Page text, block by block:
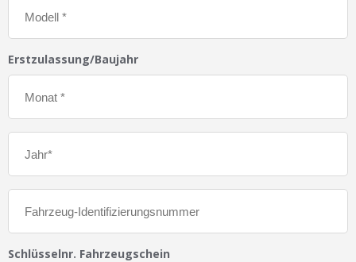
Erstzulassung/Baujahr
Schlüsselnr. Fahrzeugschein